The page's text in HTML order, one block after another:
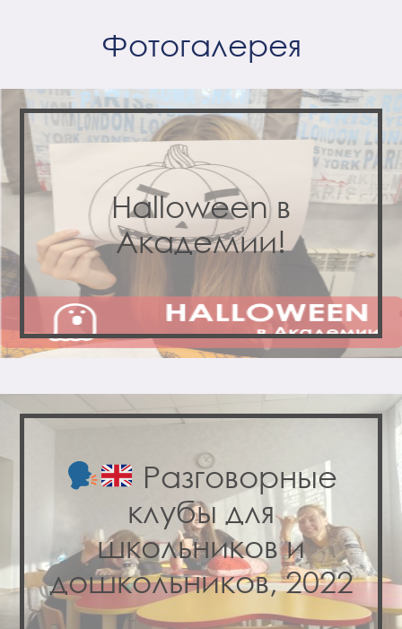
Фотогалерея
Halloween в
Академии!
Разговорные
клубы для
школьников и
дошкольников, 2022